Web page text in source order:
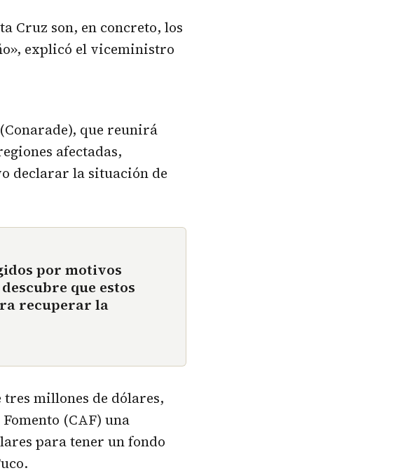
Cruz son, en concreto, los
explicó el viceministro
que reunirá
afectadas,
declarar la situación de
por motivos
que estos
recuperar la
millones de dólares,
(CAF) una
para tener un fondo